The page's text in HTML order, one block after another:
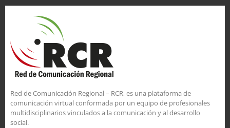
Red de Comunicación Regional – RCR, es una plataforma de
comunicación virtual conformada por un equipo de profesionales
multidisciplinarios vinculados a la comunicación y al desarrollo
social.